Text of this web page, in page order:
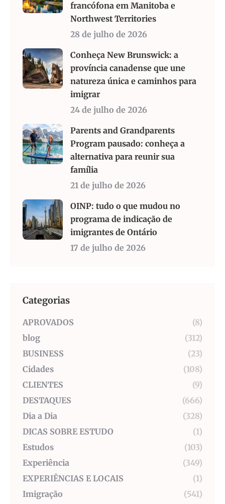
francófona em Manitoba e
Northwest Territories
28 de julho de 2026
Conheça New Brunswick: a
província canadense que une
natureza única e caminhos para
imigrar
24 de julho de 2026
Parents and Grandparents
Program pausado: conheça a
alternativa para reunir sua
família
21 de julho de 2026
OINP: tudo o que mudou no
programa de indicação de
imigrantes de Ontário
17 de julho de 2026
Categorias
APROVADOS
(8)
blog
(312)
BUSINESS
(23)
Cidades
(108)
CLIENTES
(9)
DESTAQUES
(666)
Dia a Dia
(328)
DICAS SOBRE ESTUDO
(1)
Estudos
(103)
Experiência
(349)
EXPERIÊNCIAS E LOCAIS
(1)
Imigração
(541)